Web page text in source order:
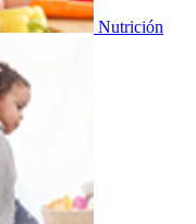
Nutrición